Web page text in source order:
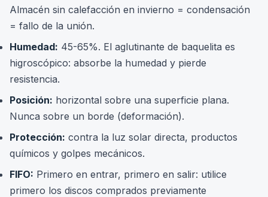
Almacén sin calefacción en invierno = condensación
= fallo de la unión.
Humedad: 45-65%. El aglutinante de baquelita es
higroscópico: absorbe la humedad y pierde
resistencia.
Posición: horizontal sobre una superficie plana.
Nunca sobre un borde (deformación).
Protección: contra la luz solar directa, productos
químicos y golpes mecánicos.
FIFO: Primero en entrar, primero en salir: utilice
primero los discos comprados previamente